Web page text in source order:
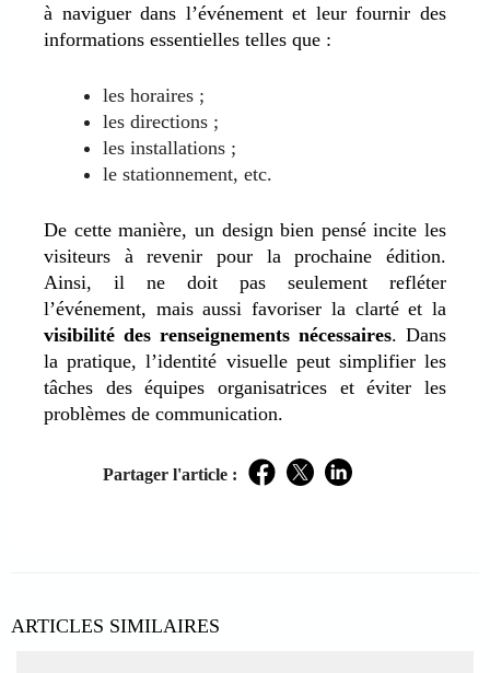
à naviguer dans l’événement et leur fournir des
informations essentielles telles que :
les horaires ;
les directions ;
les installations ;
le stationnement, etc.
De cette manière, un design bien pensé incite les
visiteurs à revenir pour la prochaine édition.
Ainsi, il ne doit pas seulement refléter
l’événement, mais aussi favoriser la clarté et la
visibilité des renseignements nécessaires. Dans
la pratique, l’identité visuelle peut simplifier les
tâches des équipes organisatrices et éviter les
problèmes de communication.
Partager l'article : Facebook
TwitterLinkedIn
ARTICLES SIMILAIRES